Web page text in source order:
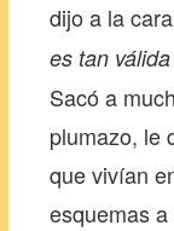
dijo a la
es tan
Sacó a
plumazo, le
que vivían
esquemas